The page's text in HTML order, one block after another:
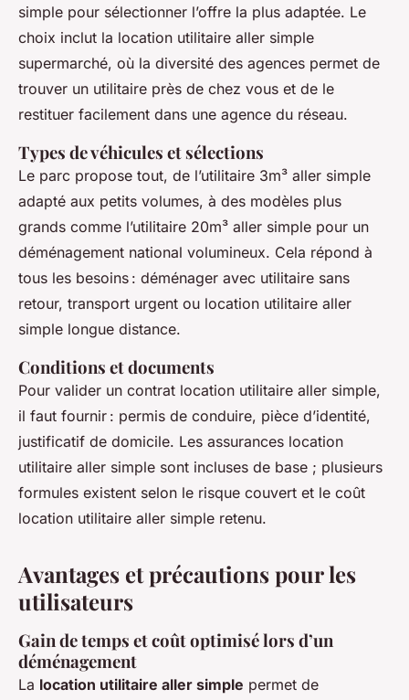
simple pour sélectionner l’offre la plus adaptée. Le
choix inclut la location utilitaire aller simple
supermarché, où la diversité des agences permet de
trouver un utilitaire près de chez vous et de le
restituer facilement dans une agence du réseau.
Types de véhicules et sélections
Le parc propose tout, de l’utilitaire 3m³ aller simple
adapté aux petits volumes, à des modèles plus
grands comme l’utilitaire 20m³ aller simple pour un
déménagement national volumineux. Cela répond à
tous les besoins : déménager avec utilitaire sans
retour, transport urgent ou location utilitaire aller
simple longue distance.
Conditions et documents
Pour valider un contrat location utilitaire aller simple,
il faut fournir : permis de conduire, pièce d’identité,
justificatif de domicile. Les assurances location
utilitaire aller simple sont incluses de base ; plusieurs
formules existent selon le risque couvert et le coût
location utilitaire aller simple retenu.
Avantages et précautions pour les
utilisateurs
Gain de temps et coût optimisé lors d’un
déménagement
La location utilitaire aller simple permet de